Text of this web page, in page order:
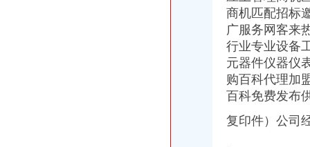
上海外贸公司注册费用与注册流程_法律知识-法律咨询上中顾法律网
外贸公司注册,北京注册外贸公司—在线播放—优酷网,高清在线
注册外贸公司-注册进出口公司-进出口权申请-外贸代理记账-代理出口退
[理论研讨]有注册外贸公司经验的吗？请给点建议_创业家园_天涯论坛_
商机匹配招标
广服务网客来
行业专业设备
元器件仪器仪
购百科代理加
百科免费发布
复印件）公司